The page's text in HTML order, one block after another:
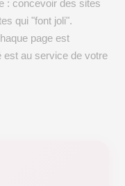
: concevoir des sites
qui "font joli".
page est
est au service de votre